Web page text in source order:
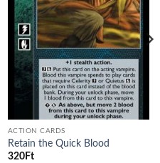
ACTION CARDS
Retain the Quick Blood
320Ft